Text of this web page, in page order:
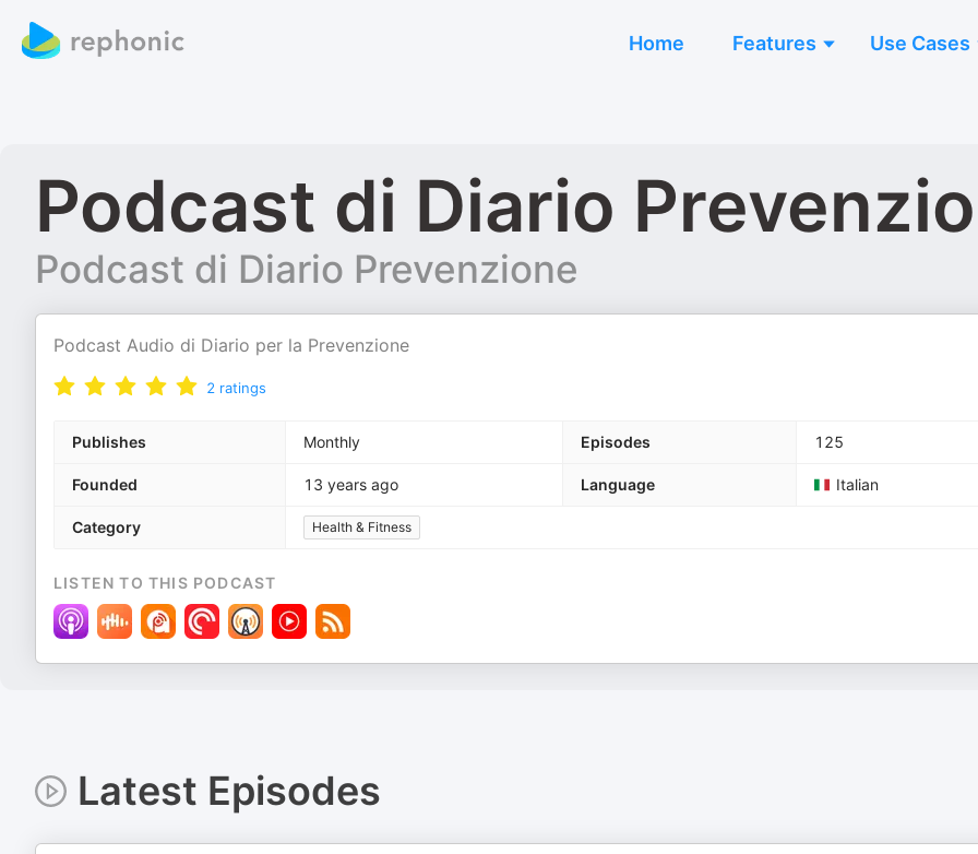
Home Features Use Cases
Podcast di Diario
Podcast di Diario Prevenzione
Podcast Audio di Diario per la Prevenzione
2 ratings
Publishes Monthly Episodes 125
Founded 13 years ago Language Italian
Category Health & Fitness
LISTEN TO THIS PODCAST
Latest Episodes